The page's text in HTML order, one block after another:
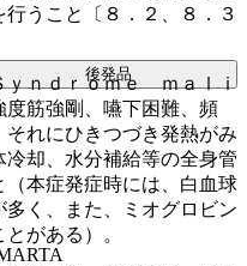
うこと〔８．２、８．３
ｙｎｄｒｏｍｅ ｍａｌｉ
筋強剛、嚥下困難、頻
れにひきつづき発熱がみ
却、水分補給等の全身管
本症発症時には、白血球
く、また、ミオグロビン
がある）。
後発品